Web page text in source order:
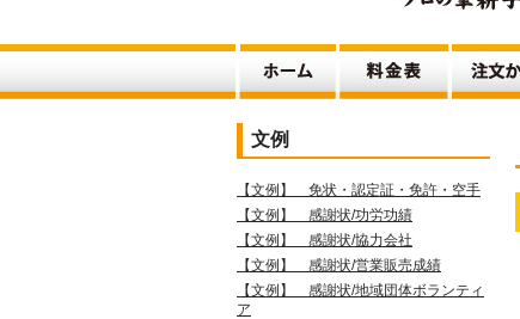
文例
【文例】 免状・認定証・免許・空手
【文例】 感謝状/功労功績
【文例】 感謝状/協力会社
【文例】 感謝状/営業販売成績
【文例】 感謝状/地域団体ボランティ
ア